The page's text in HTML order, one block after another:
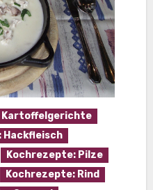
Kartoffelgerichte
Hackfleisch
Kochrezepte: Pilze
Kochrezepte: Rind